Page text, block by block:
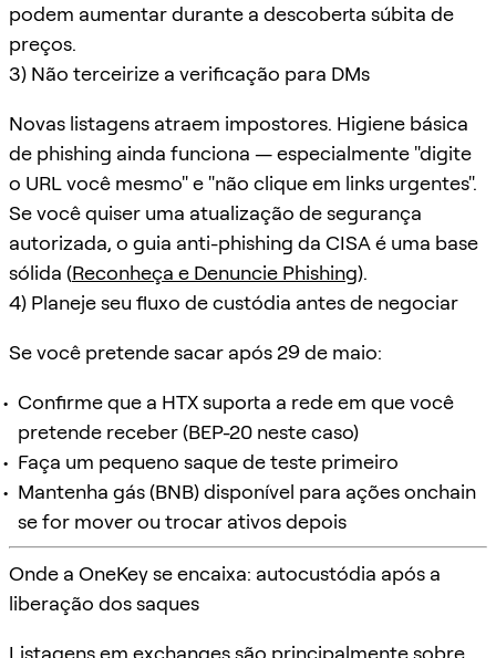
podem aumentar durante a descoberta súbita de
preços.
3) Não terceirize a verificação para DMs
Novas listagens atraem impostores. Higiene básica
de phishing ainda funciona — especialmente "digite
o URL você mesmo" e "não clique em links urgentes".
Se você quiser uma atualização de segurança
autorizada, o guia anti-phishing da CISA é uma base
sólida (Reconheça e Denuncie Phishing).
4) Planeje seu fluxo de custódia antes de negociar
Se você pretende sacar após 29 de maio:
Confirme que a HTX suporta a rede em que você
pretende receber (BEP-20 neste caso)
Faça um pequeno saque de teste primeiro
Mantenha gás (BNB) disponível para ações onchain
se for mover ou trocar ativos depois
Onde a OneKey se encaixa: autocustódia após a
liberação dos saques
Listagens em exchanges são principalmente sobre